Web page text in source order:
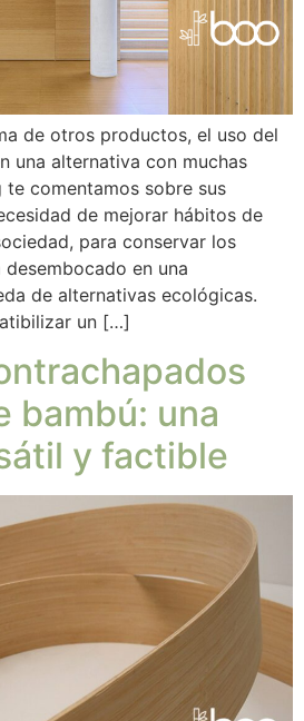
de otros productos, el uso del
una alternativa con muchas
te comentamos sobre sus
de mejorar hábitos de
para conservar los
en una
de alternativas ecológicas.
un […]
bambú: una
y factible